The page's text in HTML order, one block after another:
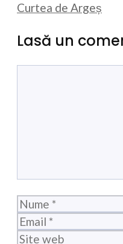
Curtea de Argeș
Lasă un
Nume